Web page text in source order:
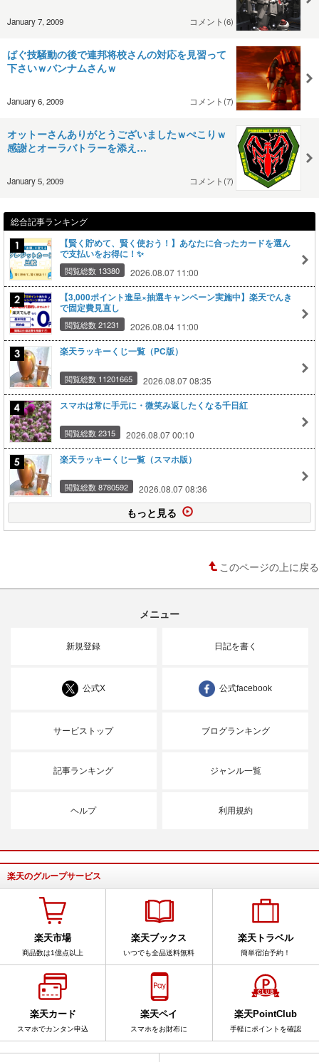
January 7, 2009 コメント(6)
ばぐ技騒動の後で連邦将校さんの対応を見習って
下さいｗバンナムさんｗ
January 6, 2009 コメント(7)
オットーさんありがとうございましたｗぺこりｗ
感謝とオーラバトラーを添え…
January 5, 2009 コメント(7)
総合記事ランキング
【賢く貯めて、賢く使おう！】あなたに合ったカードを選ん
で支払いをお得に！✨
閲覧総数 13380 2026.08.07 11:00
【3,000ポイント進呈×抽選キャンペーン実施中】楽天でんき
で固定費見直し
閲覧総数 21231 2026.08.04 11:00
楽天ラッキーくじ一覧（PC版）
閲覧総数 11201665 2026.08.07 08:35
スマホは常に手元に・微笑み返したくなる千日紅
閲覧総数 2315 2026.08.07 00:10
楽天ラッキーくじ一覧（スマホ版）
閲覧総数 8780592 2026.08.07 08:36
もっと見る
このページの上に戻る
メニュー
新規登録 日記を書く
公式X 公式facebook
サービストップ ブログランキング
記事ランキング ジャンル一覧
ヘルプ 利用規約
楽天のグループサービス
楽天市場
商品数は1億点以上
楽天ブックス
いつでも全品送料無料
楽天トラベル
簡単宿泊予約！
楽天カード
スマホでカンタン申込
楽天ペイ
スマホをお財布に
楽天PointClub
手軽にポイントを確認